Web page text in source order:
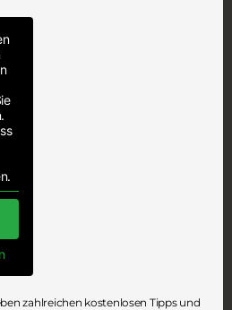
zahlreichen kostenlosen Tipps und